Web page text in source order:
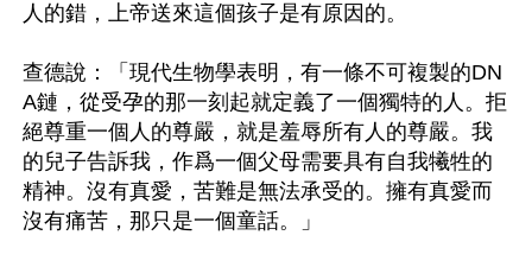
人的錯，上帝送來這個孩子是有原因的。
查德說：「現代生物學表明，有一條不可複製的DN
A鏈，從受孕的那一刻起就定義了一個獨特的人。拒
絕尊重一個人的尊嚴，就是羞辱所有人的尊嚴。我
的兒子告訴我，作爲一個父母需要具有自我犧牲的
精神。沒有真愛，苦難是無法承受的。擁有真愛而
沒有痛苦，那只是一個童話。」